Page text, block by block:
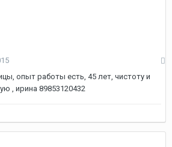
опыт работы есть, 45 лет, чистоту и
, ирина 89853120432